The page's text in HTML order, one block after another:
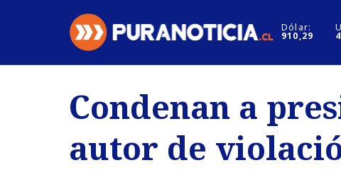
Dólar:
910,29
Regiones
Deportes
Internacional
Motores
Condenan a
autor de